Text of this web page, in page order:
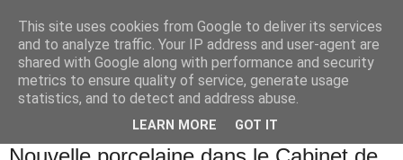
This site uses cookies from Google to deliver its services
and to analyze traffic. Your IP address and user-agent are
shared with Google along with performance and security
metrics to ensure quality of service, generate usage
statistics, and to detect and address abuse.
LEARN MORE GOT IT